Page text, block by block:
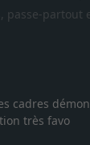
cadres
très favo